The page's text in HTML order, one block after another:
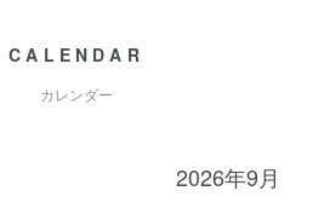
CALENDAR
カレンダー
2026年9月